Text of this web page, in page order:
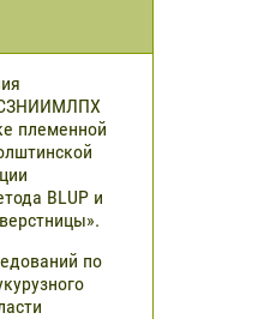
СЗНИИМЛПХ
племенной
BLUP и
по